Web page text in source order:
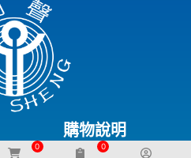
購物說明
0 0